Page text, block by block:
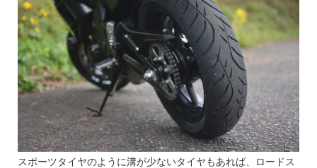
スポーツタイヤのように溝が少ないタイヤもあれば、ロードス